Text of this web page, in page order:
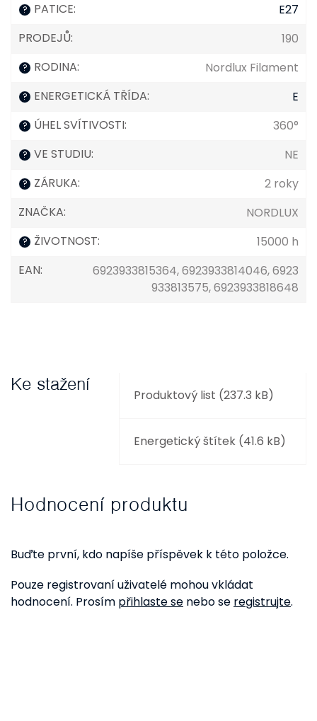
? PATICE:
E27
PRODEJŮ: 190
? RODINA: Nordlux Filament
? ENERGETICKÁ TŘÍDA: E
? ÚHEL SVÍTIVOSTI: 360°
? VE STUDIU: NE
? ZÁRUKA:
2 roky
ZNAČKA: NORDLUX
? ŽIVOTNOST:
15000 h
EAN:
6923933815364, 6923933814046, 6923
933813575, 6923933818648
Ke stažení
Produktový list (237.3 kB)
Energetický štítek (41.6 kB)
Hodnocení produktu
Buďte první, kdo napíše příspěvek k této položce.
Pouze registrovaní uživatelé mohou vkládat
hodnocení. Prosím přihlaste se nebo se registrujte.